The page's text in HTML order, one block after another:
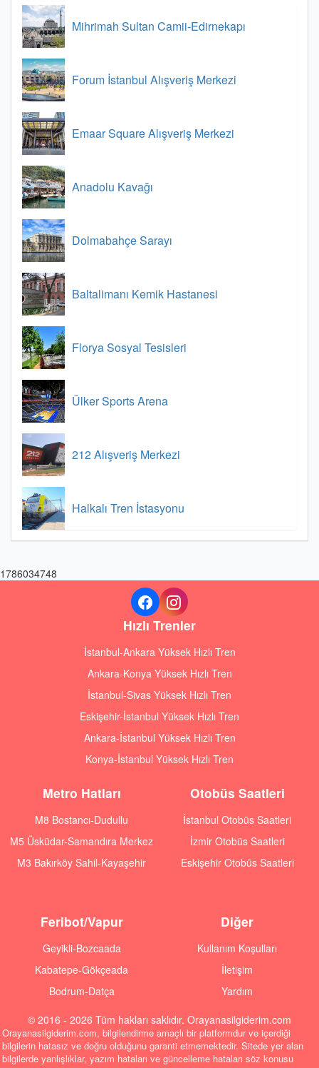
Mihrimah Sultan Camii-Edirnekapı
Forum İstanbul Alışveriş Merkezi
Emaar Square Alışveriş Merkezi
Anadolu Kavağı
Dolmabahçe Sarayı
Baltalimanı Kemik Hastanesi
Florya Sosyal Tesisleri
Ülker Sports Arena
212 Alışveriş Merkezi
Halkalı Tren İstasyonu
1786034748
Hızlı Trenler
İstanbul-Ankara Yüksek Hızlı Tren
Ankara-Konya Yüksek Hızlı Tren
İstanbul-Sivas Yüksek Hızlı Tren
Eskişehir-İstanbul Yüksek Hızlı Tren
Ankara-İstanbul Yüksek Hızlı Tren
Konya-İstanbul Yüksek Hızlı Tren
Metro Hatları
M8 Bostancı-Dudullu
M5 Üsküdar-Samandıra Merkez
M3 Bakırköy Sahil-Kayaşehir
Otobüs Saatleri
İstanbul Otobüs Saatleri
İzmir Otobüs Saatleri
Eskişehir Otobüs Saatleri
Feribot/Vapur
Geyikli-Bozcaada
Kabatepe-Gökçeada
Bodrum-Datça
Diğer
Kullanım Koşulları
İletişim
Yardım
© 2016 - 2026 Tüm hakları saklıdır. Orayanasilgiderim.com
Orayanasilgiderim.com, bilgilendirme amaçlı bir platformdur ve içerdiği
bilgilerin hatasız ve doğru olduğunu garanti etmemektedir. Sitede yer alan
bilgilerde yanlışlıklar, yazım hataları ve güncelleme hataları söz konusu